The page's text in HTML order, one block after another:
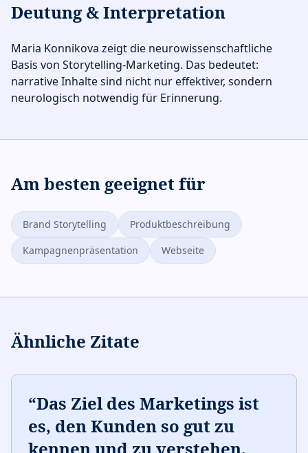
Deutung & Interpretation
Maria Konnikova zeigt die neurowissenschaftliche
Basis von Storytelling-Marketing. Das bedeutet:
narrative Inhalte sind nicht nur effektiver, sondern
neurologisch notwendig für Erinnerung.
Am besten geeignet für
Brand Storytelling
Produktbeschreibung
Kampagnenpräsentation
Webseite
Ähnliche Zitate
“Das Ziel des Marketings ist
es, den Kunden so gut zu